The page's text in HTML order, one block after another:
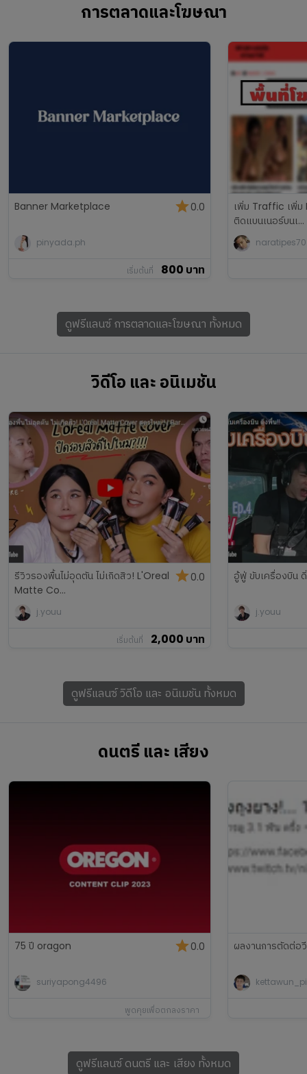
การตลาดและโฆษณา
Banner Marketplace
pinyada.ph
0.0
เริ่มต้นที่ 800 บาท
เพิ่ม Traffic เพิ่ม
ติดแบนเนอร์บนเ...
naratipes70
ดูฟรีแลนซ์การตลาดและโฆษณา ทั้งหมด
วิดีโอ และ อนิเมชัน
รีวิวรองพื้นไม่อุดตัน ไม่เกิดสิว! L'Oreal
Matte Co...
j.youu
0.0
เริ่มต้นที่ 2,000 บาท
อู้ฟู่ ขับเครื่องบิน
j.youu
ดูฟรีแลนซ์วิดีโอ และ อนิเมชันทั้งหมด
ดนตรี และ เสียง
75 ปี oragon
suriyapong4496
0.0
พูดคุยเพื่อตกลงราคา
ผลงานการตัดต่อ
ดูฟรีแลนซ์ดนตรี และ เสียง ทั้งหมด